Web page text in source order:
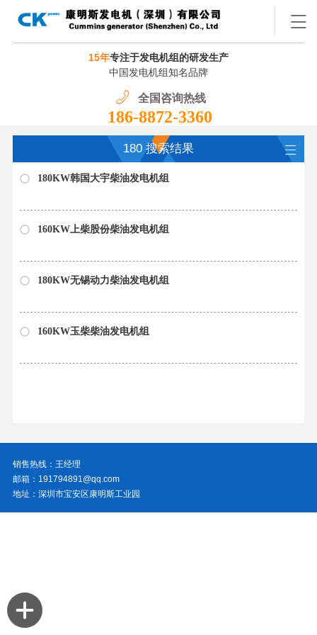
15年专注于发电机组的研发生产
中国发电机组知名品牌
全国咨询热线
186-8872-3360
180 搜索结果
180KW韩国大宇柴油发电机组
160KW上柴股份柴油发电机组
180KW无锡动力柴油发电机组
160KW玉柴柴油发电机组
销售热线：王经理
邮箱：191794891@qq.com
地址：深圳市宝安区康明斯工业园